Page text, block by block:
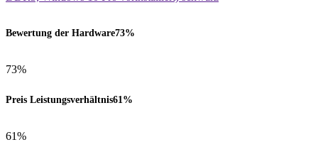
Bewertung der Hardware73%
73%
Preis Leistungsverhältnis61%
61%